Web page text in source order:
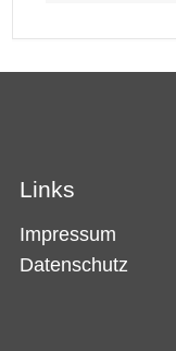
Links
Impressum
Datenschutz